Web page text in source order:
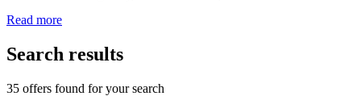
Read more
Search results
35 offers found for your search